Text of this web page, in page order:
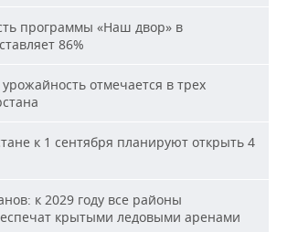
программы «Наш двор» в
86%
отмечается в трех
к 1 сентября планируют открыть 4
к 2029 году все районы
крытыми ледовыми аренами